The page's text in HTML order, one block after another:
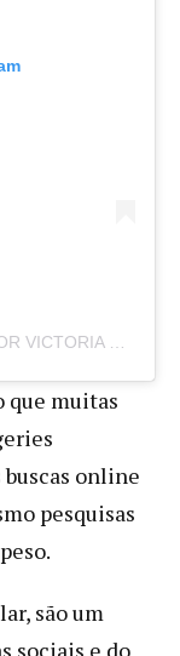
que muitas
buscas online
pesquisas
são um
sociais e do